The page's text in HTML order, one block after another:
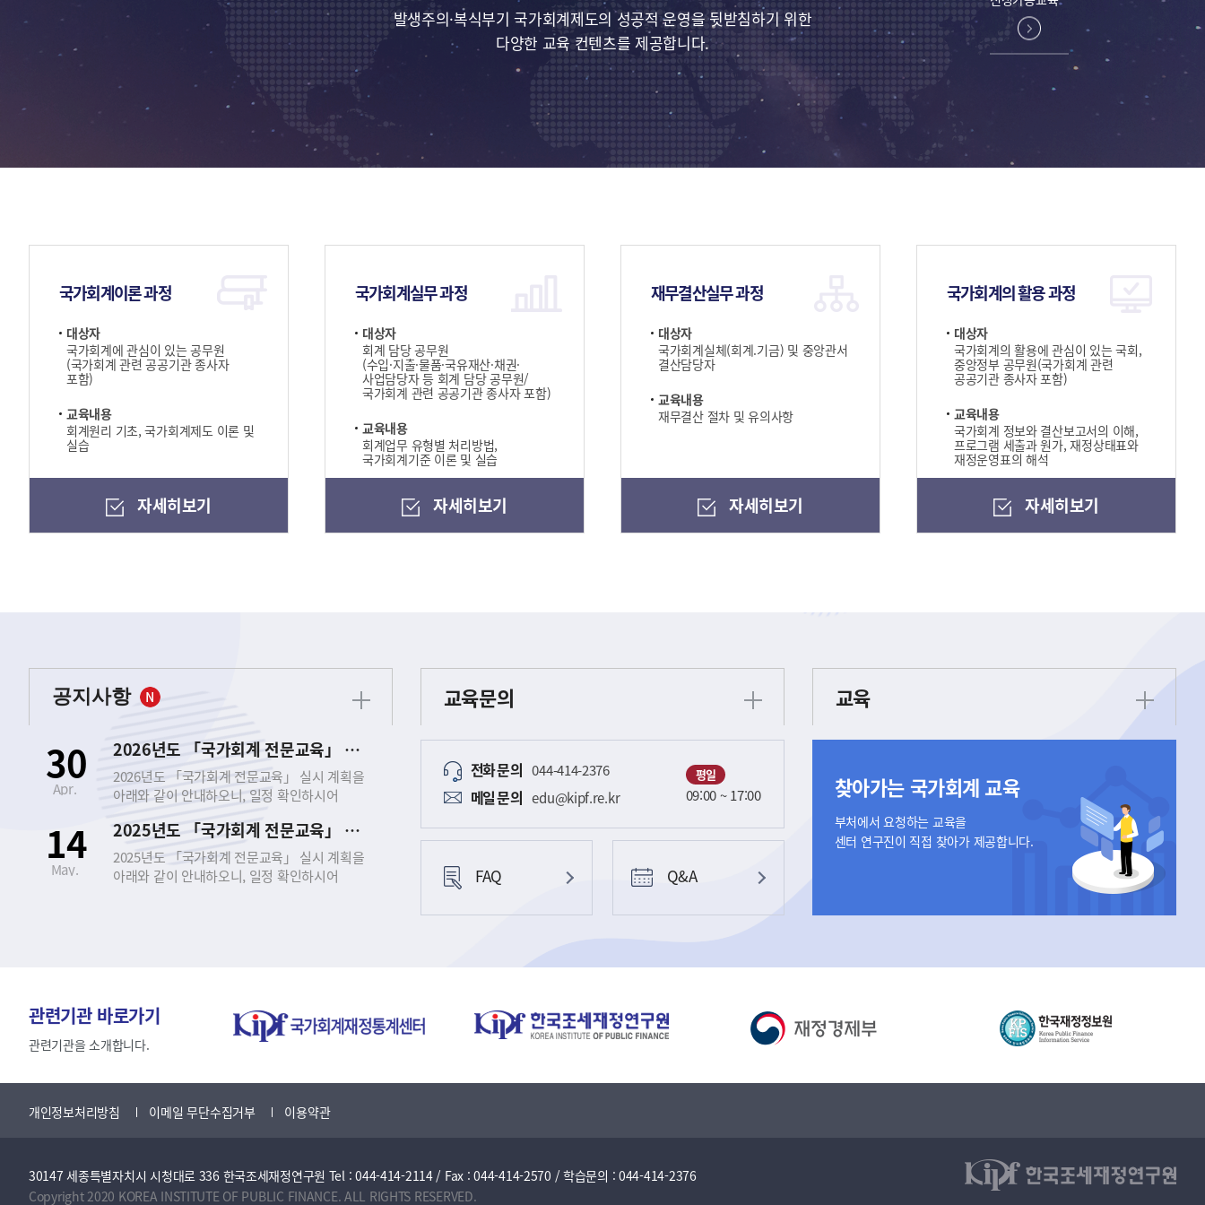
발생주의·복식부기 국가회계제도의 성공적 운영을 뒷받침하기 위한
다양한 교육 컨텐츠를 제공합니다.
국가회계이론 과정
대상자
국가회계에 관심이 있는 공무원
(국가회계 관련 공공기관 종사자
포함)
교육내용
회계원리 기초, 국가회계제도 이론 및
실습
자세히보기
국가회계실무 과정
대상자
회계 담당 공무원
(수입·지출·물품·국유재산·채권·
사업담당자 등 회계 담당 공무원/
국가회계 관련 공공기관 종사자 포함)
교육내용
회계업무 유형별 처리방법,
국가회계기준 이론 및 실습
자세히보기
재무결산실무 과정
대상자
국가회계실체(회계.기금) 및 중앙관서
결산담당자
교육내용
재무결산 절차 및 유의사항
자세히보기
국가회계의 활용 과정
대상자
국가회계의 활용에 관심이 있는 국회,
중앙정부 공무원(국가회계 관련
공공기관 종사자 포함)
교육내용
국가회계 정보와 결산보고서의 이해,
프로그램 세출과 원가, 재정상태표와
재정운영표의 해석
자세히보기
공지사항
2026년도 「국가회계 전문교육」 실시 안내
2026년도 「국가회계 전문교육」 실시 계획을
아래와 같이 안내하오니, 일정 확인하시어
｢국가회계 전문교육｣이란? ○ 공무원과 공공기관
종사자를 대상으로 회계에 대한 기초지식을
제공하고, 정부의 발생주의･복식부기
국가회계제도에 대한 이해와 실무능력 향상을
재무결산실무 과정 ○ 국가회계의 활용 과정 2.
교육 과정 소개 구분 및 과정 국가회계이론
사업담당자 (공공기관) 재무결산 담당 공무원
중급 중급~고급 목 표 기본적이고 필수적인
국가회계지식 함양 회계업무 담당자의
30
Apr.
2025년도 「국가회계 전문교육」 실시 안내
2025년도 「국가회계 전문교육」 실시 계획을
아래와 같이 안내하오니, 일정 확인하시어
교육 ○ 근거 법령 ▪ 국가회계법 제27조
(회계관계공무원 등의 교육) ▪ 국가회계법시행령
제8조(회계관계공무원 등에 대한 교육 실시) □
과정(수입･지출/국유･물품･사업) ○
교육 과정 소개 구분 및 과정 국가회계이론
관심이 있는 공무원 (공공기관) 회계 담당 공무원/
사업담당자 (공공기관) 재무결산 담당 공무원
14
May.
교육문의
전화문의 044-414-2376
메일문의 edu@kipf.re.kr
평일
09:00 ~ 17:00
FAQ Q&A
교육
찾아가는 국가회계 교육
부처에서 요청하는 교육을
센터 연구진이 직접 찾아가 제공합니다.
관련기관 바로가기
관련기관을 소개합니다.
개인정보처리방침 이메일 무단수집거부 이용약관
30147 세종특별자치시 시청대로 336 한국조세재정연구원 Tel : 044-414-2114 / Fax : 044-414-2570 / 학습문의 : 044-414-2376
Copyright 2020 KOREA INSTITUTE OF PUBLIC FINANCE. ALL RIGHTS RESERVED.